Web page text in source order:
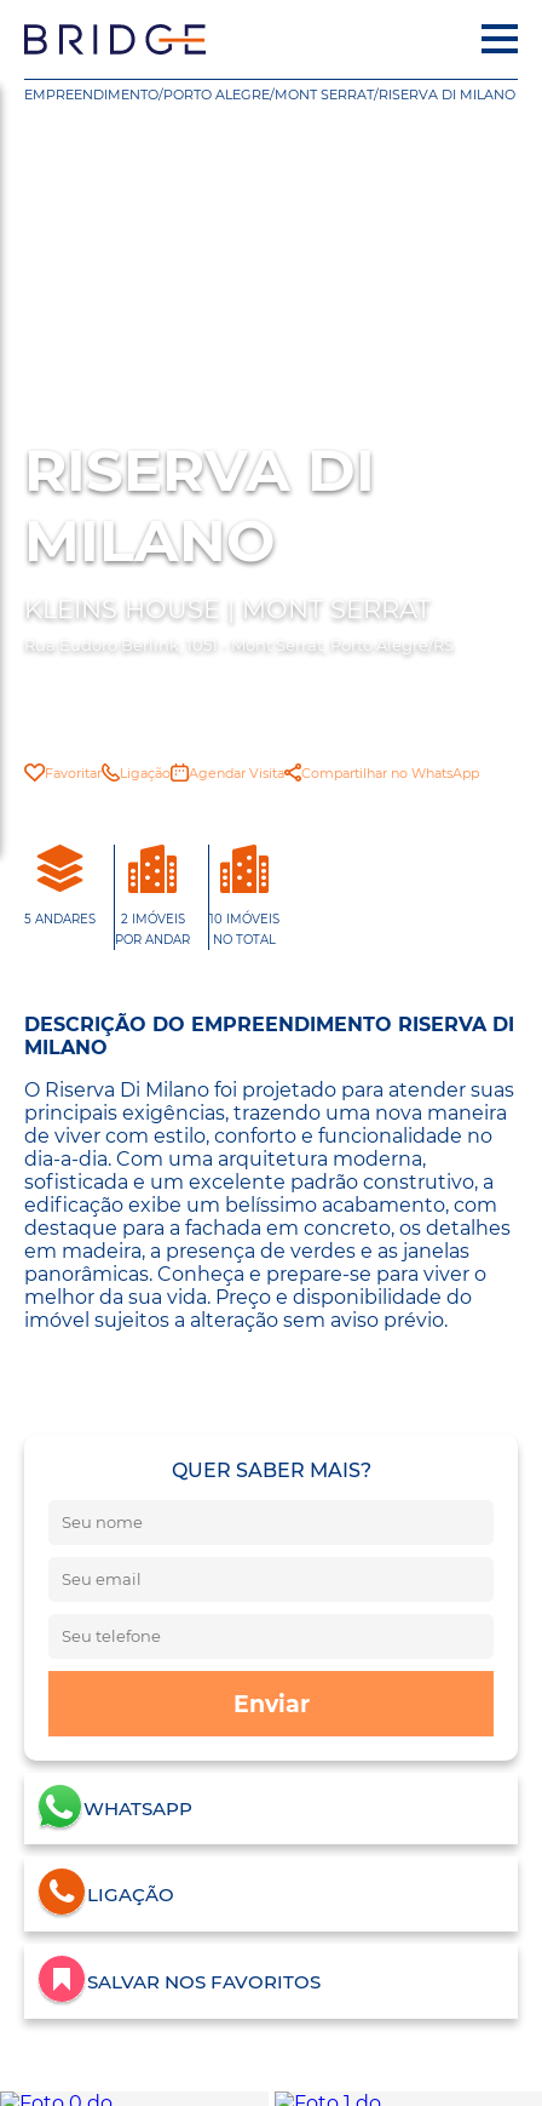
EMPREENDIMENTO/PORTO ALEGRE/MONT SERRAT/RISERVA DI MILANO
RISERVA DI
MILANO
KLEINS HOUSE | MONT SERRAT
Rua Eudoro Berlink, 1051 - Mont Serrat, Porto Alegre/RS
Favoritar Ligação Agendar Visita Compartilhar no WhatsApp
5 ANDARES
2 IMÓVEIS
POR ANDAR
10 IMÓVEIS
NO TOTAL
DESCRIÇÃO DO EMPREENDIMENTO RISERVA DI
MILANO
O Riserva Di Milano foi projetado para atender suas
principais exigências, trazendo uma nova maneira
de viver com estilo, conforto e funcionalidade no
dia-a-dia. Com uma arquitetura moderna,
sofisticada e um excelente padrão construtivo, a
edificação exibe um belíssimo acabamento, com
destaque para a fachada em concreto, os detalhes
em madeira, a presença de verdes e as janelas
panorâmicas. Conheça e prepare-se para viver o
melhor da sua vida. Preço e disponibilidade do
imóvel sujeitos a alteração sem aviso prévio.
QUER SABER MAIS?
Enviar
WHATSAPP
LIGAÇÃO
SALVAR NOS FAVORITOS